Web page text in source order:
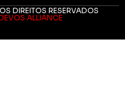
DIREITOS RESERVADOS
ALLIANCE